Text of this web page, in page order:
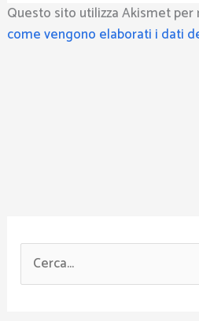
Questo sito utilizza Akismet per
come vengono elaborati i dati
e